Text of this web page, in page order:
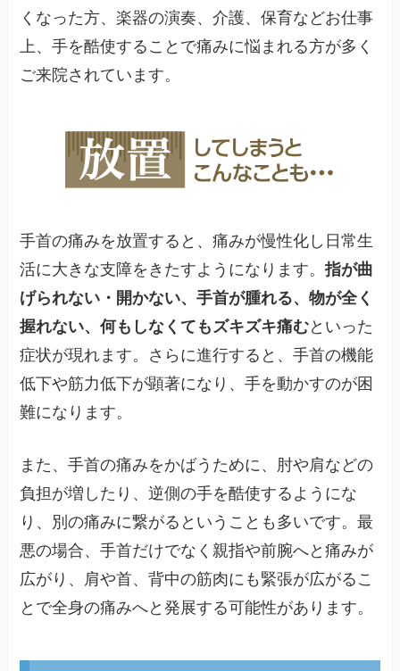
くなった方、楽器の演奏、介護、保育などお仕事
上、手を酷使することで痛みに悩まれる方が多く
ご来院されています。
手首の痛みを放置すると、痛みが慢性化し日常生
活に大きな支障をきたすようになります。指が曲
げられない・開かない、手首が腫れる、物が全く
握れない、何もしなくてもズキズキ痛むといった
症状が現れます。さらに進行すると、手首の機能
低下や筋力低下が顕著になり、手を動かすのが困
難になります。
また、手首の痛みをかばうために、肘や肩などの
負担が増したり、逆側の手を酷使するようにな
り、別の痛みに繋がるということも多いです。最
悪の場合、手首だけでなく親指や前腕へと痛みが
広がり、肩や首、背中の筋肉にも緊張が広がるこ
とで全身の痛みへと発展する可能性があります。